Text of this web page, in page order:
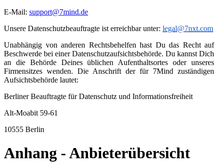
E-Mail: support@7mind.de
Unsere Datenschutzbeauftragte ist erreichbar unter: legal@7nxt.com
Unabhängig von anderen Rechtsbehelfen hast Du das Recht auf
Beschwerde bei einer Datenschutzaufsichtsbehörde. Du kannst Dich
an die Behörde Deines üblichen Aufenthaltsortes oder unseres
Firmensitzes wenden. Die Anschrift der für 7Mind zuständigen
Aufsichtsbehörde lautet:
Berliner Beauftragte für Datenschutz und Informationsfreiheit
Alt-Moabit 59-61
10555 Berlin
Anhang - Anbieterübersicht